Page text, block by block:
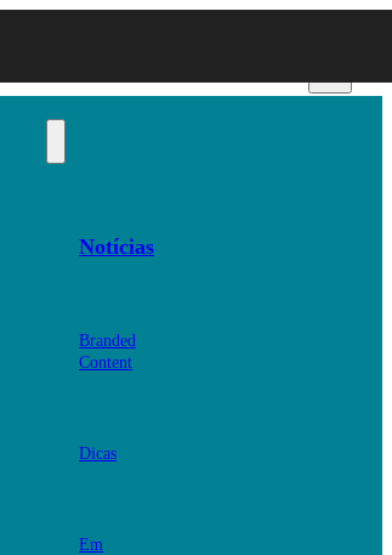
Notícias
Branded
Content
Dicas
Em